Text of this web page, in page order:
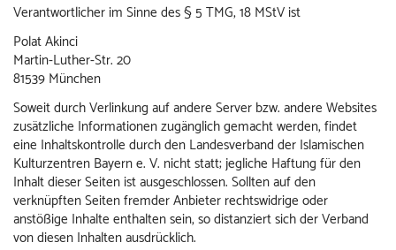
Verantwortlicher im Sinne des § 5 TMG, 18 MStV ist
Polat Akinci
Martin-Luther-Str. 20
81539 München
Soweit durch Verlinkung auf andere Server bzw. andere Websites
zusätzliche Informationen zugänglich gemacht werden, findet
eine Inhaltskontrolle durch den Landesverband der Islamischen
Kulturzentren Bayern e. V. nicht statt; jegliche Haftung für den
Inhalt dieser Seiten ist ausgeschlossen. Sollten auf den
verknüpften Seiten fremder Anbieter rechtswidrige oder
anstößige Inhalte enthalten sein, so distanziert sich der Verband
von diesen Inhalten ausdrücklich.